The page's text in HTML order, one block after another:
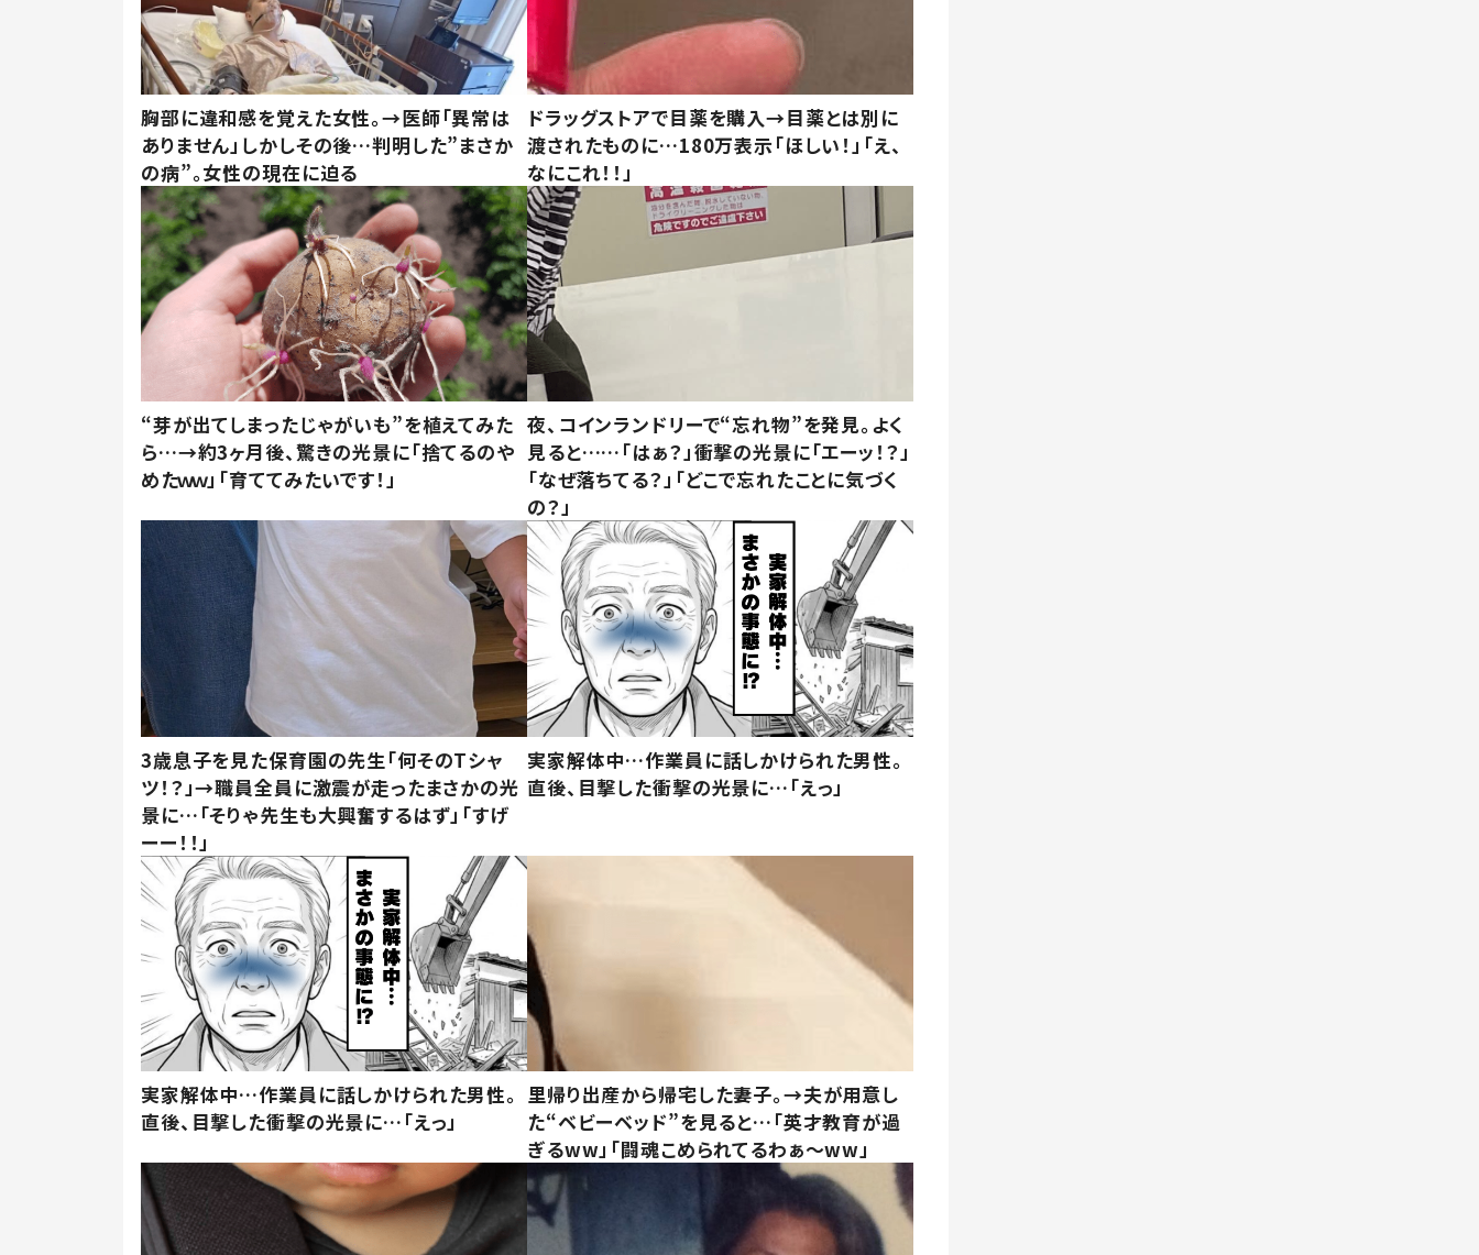
胸部に違和感を覚えた女性。→医師「異常は
ありません」しかしその後…判明した”まさか
の病”。女性の現在に迫る
ドラッグストアで目薬を購入→目薬とは別に
渡されたものに…180万表示「ほしい！」「え、
なにこれ！！」
“芽が出てしまったじゃがいも”を植えてみた
ら…→約3ヶ月後、驚きの光景に「捨てるのや
めたｗｗ」「育ててみたいです！」
夜、コインランドリーで“忘れ物”を発見。よく
見ると……「はぁ？」衝撃の光景に「エーッ！？」
「なぜ落ちてる？」「どこで忘れたことに気づく
の？」
3歳息子を見た保育園の先生「何そのTシャ
ツ！？」→職員全員に激震が走ったまさかの光
景に…「そりゃ先生も大興奮するはず」「すげ
ーー！！」
実家解体中…作業員に話しかけられた男性。
直後、目撃した衝撃の光景に…「えっ」
実家解体中…作業員に話しかけられた男性。
直後、目撃した衝撃の光景に…「えっ」
里帰り出産から帰宅した妻子。→夫が用意し
た“ベビーベッド”を見ると…「英才教育が過
ぎるww」「闘魂こめられてるわぁ～ww」